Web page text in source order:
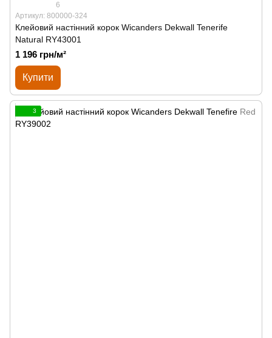
6
Артикул: 800000-324
Клейовий настінний корок Wicanders Dekwall Tenerife
Natural RY43001
1 196 грн/м²
Купити
3